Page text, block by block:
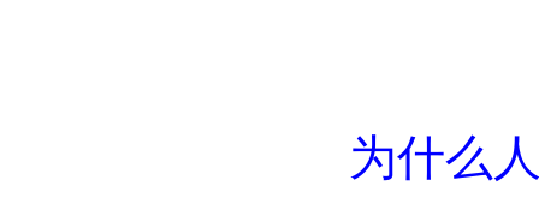
为什么